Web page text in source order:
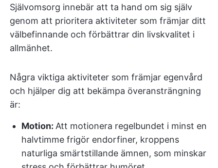
Självomsorg innebär att ta hand om sig själv
genom att prioritera aktiviteter som främjar ditt
välbefinnande och förbättrar din livskvalitet i
allmänhet.
Några viktiga aktiviteter som främjar egenvård
och hjälper dig att bekämpa överansträngning
är:
Motion: Att motionera regelbundet i minst en
halvtimme frigör endorfiner, kroppens
naturliga smärtstillande ämnen, som minskar